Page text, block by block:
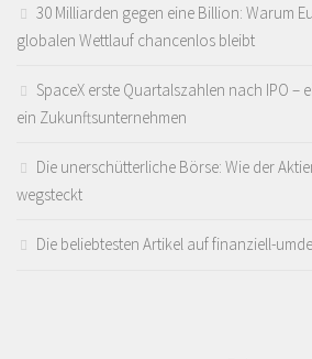
30 Milliarden gegen eine Billion: Warum
globalen Wettlauf chancenlos bleibt
SpaceX erste Quartalszahlen nach IPO –
ein Zukunftsunternehmen
Die unerschütterliche Börse: Wie der
wegsteckt
Die beliebtesten Artikel auf finanziell-